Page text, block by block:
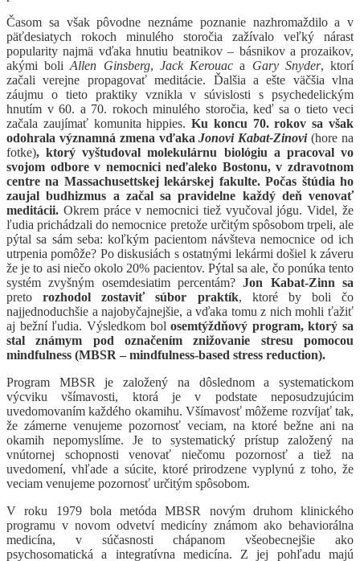
Časom sa však pôvodne neznáme poznanie nazhromaždilo a v
päťdesiatych rokoch minulého storočia zažívalo veľký nárast
popularity najmä vďaka hnutiu beatnikov – básnikov a prozaikov,
akými boliAllen Ginsberg, Jack Kerouac a Gary Snyder, ktorí
začali verejne propagovať meditácie. Ďalšia a ešte väčšia vlna
záujmu o tieto praktiky vznikla v súvislosti s psychedelickým
hnutím v 60. a 70. rokoch minulého storočia, keď sa o tieto veci
začala zaujímať komunita hippies.Ku koncu 70. rokov sa však
odohrala významná zmena vďaka Jonovi Kabat-Zinovi(hore na
fotke), ktorý vyštudoval molekulárnu biológiu a pracoval vo
svojom odbore v nemocnici neďaleko Bostonu, v zdravotnom
centre na Massachusettskej lekárskej fakulte. Počas štúdia ho
zaujal budhizmus a začal sa pravidelne každý deň venovať
meditácii. Okrem práce v nemocnici tiež vyučoval jógu. Videl, že
ľudia prichádzali do nemocnice pretože určitým spôsobom trpeli, ale
pýtal sa sám seba: koľkým pacientom návšteva nemocnice od ich
utrpenia pomôže? Po diskusiách s ostatnými lekármi došiel k záveru
že je to asi niečo okolo 20% pacientov. Pýtal sa ale, čo ponúka tento
systém zvyšným osemdesiatim percentám?Jon Kabat-Zinn sa
pretorozhodol zostaviť súbor praktík, ktoré by boli čo
najjednoduchšie a najobyčajnejšie, a vďaka tomu z nich mohli ťažiť
aj bežní ľudia. Výsledkom bol osemtýždňový program, ktorý sa
stal známym pod označením znižovanie stresu pomocou
mindfulness (MBSR – mindfulness-based stress reduction).
Program MBSR je založený na dôslednom a systematickom
výcviku všímavosti, ktorá je v podstate neposudzujúcim
uvedomovaním každého okamihu. Všímavosť môžeme rozvíjať tak,
že zámerne venujeme pozornosť veciam, na ktoré bežne ani na
okamih nepomyslíme. Je to systematický prístup založený na
vnútornej schopnosti venovať niečomu pozornosť a tiež na
uvedomení, vhľade a súcite, ktoré prirodzene vyplynú z toho, že
veciam venujeme pozornosť určitým spôsobom.
V roku 1979 bola metóda MBSR novým druhom klinického
programu v novom odvetví medicíny známom ako behaviorálna
medicína, v súčasnosti chápanom všeobecnejšie ako
psychosomatická a integratívna medicína. Z jej pohľadu majú